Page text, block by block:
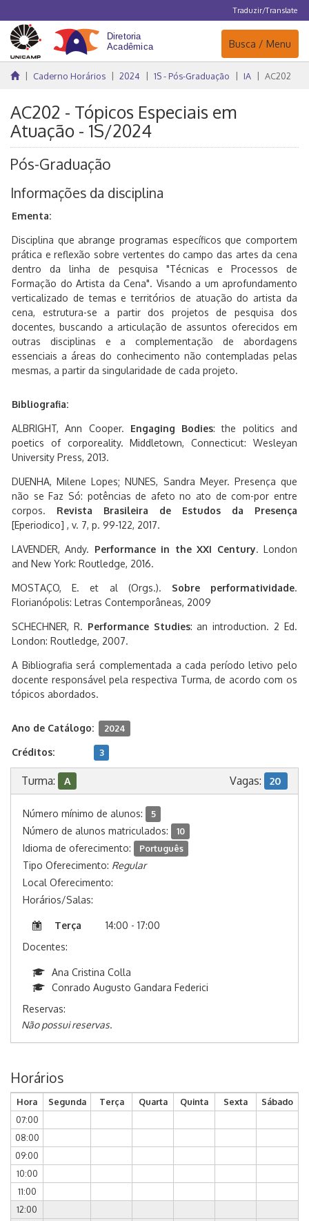
Traduzir/Translate
Navegação
Busca / Menu
Caderno Horários 2024 1S - Pós-Graduação IA AC202
AC202 - Tópicos Especiais em
Atuação - 1S/2024
Pós-Graduação
Informações da disciplina
Ementa:
Disciplina que abrange programas específicos que comportem
prática e reflexão sobre vertentes do campo das artes da cena
dentro da linha de pesquisa "Técnicas e Processos de
Formação do Artista da Cena". Visando a um aprofundamento
verticalizado de temas e territórios de atuação do artista da
cena, estrutura-se a partir dos projetos de pesquisa dos
docentes, buscando a articulação de assuntos oferecidos em
outras disciplinas e a complementação de abordagens
essenciais a áreas do conhecimento não contempladas pelas
mesmas, a partir da singularidade de cada projeto.
Bibliografia:
ALBRIGHT, Ann Cooper. Engaging Bodies: the politics and
poetics of corporeality. Middletown, Connecticut: Wesleyan
University Press, 2013.
DUENHA, Milene Lopes; NUNES, Sandra Meyer. Presença que
não se Faz Só: potências de afeto no ato de com-por entre
corpos. Revista Brasileira de Estudos da Presença
[Eperiodico] , v. 7, p. 99-122, 2017.
LAVENDER, Andy. Performance in the XXI Century. London
and New York: Routledge, 2016.
MOSTAÇO, E. et al (Orgs.). Sobre performatividade.
Florianópolis: Letras Contemporâneas, 2009
SCHECHNER, R. Performance Studies: an introduction. 2 Ed.
London: Routledge, 2007.
A Bibliografia será complementada a cada período letivo pelo
docente responsável pela respectiva Turma, de acordo com os
tópicos abordados.
Ano de Catálogo: 2024
Créditos: 3
Turma: A Vagas: 20
Número mínimo de alunos: 5
Número de alunos matriculados: 10
Idioma de oferecimento: Português
Tipo Oferecimento: Regular
Local Oferecimento:
Horários/Salas:
Terça
14:00 - 17:00
Docentes:
Ana Cristina Colla
Conrado Augusto Gandara Federici
Reservas:
Não possui reservas.
Horários
Hora Segunda Terça Quarta Quinta Sexta
Sábado
07:00
08:00
09:00
10:00
11:00
12:00